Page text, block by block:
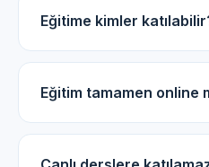
Eğitime kimler
Akupunktur uygulama
doktorları ve diş hekimleri
Eğitim tamamen online
Evet. Eğitim online panel
dersler, kayıtlı video arşivi